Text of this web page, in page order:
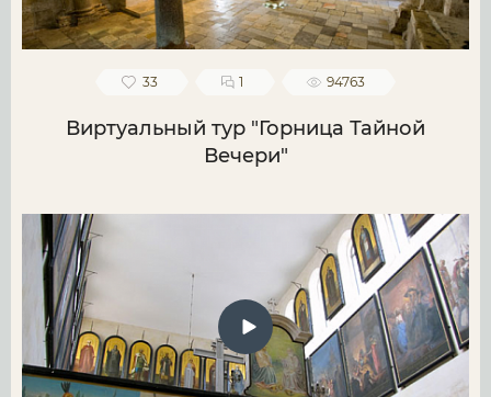
33 1 94763
Виртуальный тур "Горница Тайной
Вечери"